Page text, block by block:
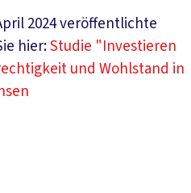
2024 veröffentlichte
hier:Studie "Investieren
und Wohlstand in